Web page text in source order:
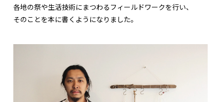
各地の祭や生活技術にまつわるフィールドワークを行い、
そのことを本に書くようになりました。